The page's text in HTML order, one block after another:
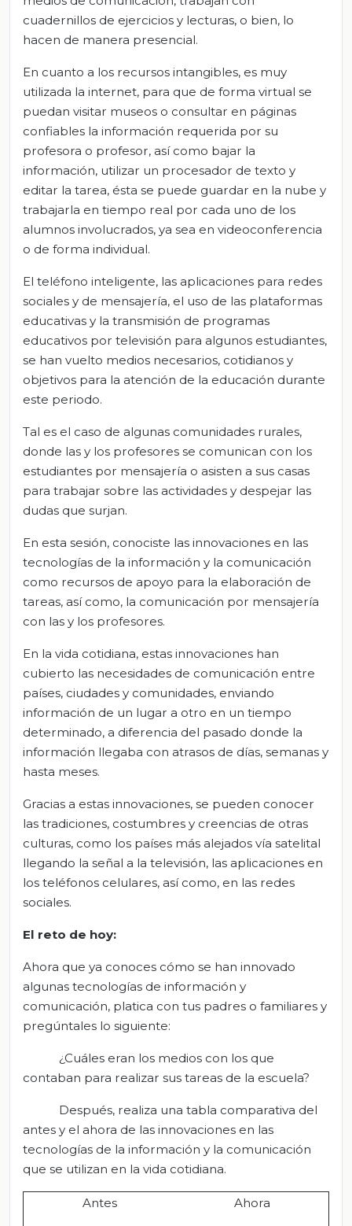
cuadernillos de ejercicios y lecturas, o bien, lo
hacen de manera presencial.
En cuanto a los recursos intangibles, es muy
utilizada la internet, para que de forma virtual se
puedan visitar museos o consultar en páginas
confiables la información requerida por su
profesora o profesor, así como bajar la
información, utilizar un procesador de texto y
editar la tarea, ésta se puede guardar en la nube y
trabajarla en tiempo real por cada uno de los
alumnos involucrados, ya sea en videoconferencia
o de forma individual.
El teléfono inteligente, las aplicaciones para redes
sociales y de mensajería, el uso de las plataformas
educativas y la transmisión de programas
educativos por televisión para algunos estudiantes,
se han vuelto medios necesarios, cotidianos y
objetivos para la atención de la educación durante
este periodo.
Tal es el caso de algunas comunidades rurales,
donde las y los profesores se comunican con los
estudiantes por mensajería o asisten a sus casas
para trabajar sobre las actividades y despejar las
dudas que surjan.
En esta sesión, conociste las innovaciones en las
tecnologías de la información y la comunicación
como recursos de apoyo para la elaboración de
tareas, así como, la comunicación por mensajería
con las y los profesores.
En la vida cotidiana, estas innovaciones han
cubierto las necesidades de comunicación entre
países, ciudades y comunidades, enviando
información de un lugar a otro en un tiempo
determinado, a diferencia del pasado donde la
información llegaba con atrasos de días, semanas y
hasta meses.
Gracias a estas innovaciones, se pueden conocer
las tradiciones, costumbres y creencias de otras
culturas, como los países más alejados vía satelital
llegando la señal a la televisión, las aplicaciones en
los teléfonos celulares, así como, en las redes
sociales.
El reto de hoy:
Ahora que ya conoces cómo se han innovado
algunas tecnologías de información y
comunicación, platica con tus padres o familiares y
pregúntales lo siguiente:
¿Cuáles eran los medios con los que
contaban para realizar sus tareas de la escuela?
Después, realiza una tabla comparativa del
antes y el ahora de las innovaciones en las
tecnologías de la información y la comunicación
que se utilizan en la vida cotidiana.
Antes Ahora